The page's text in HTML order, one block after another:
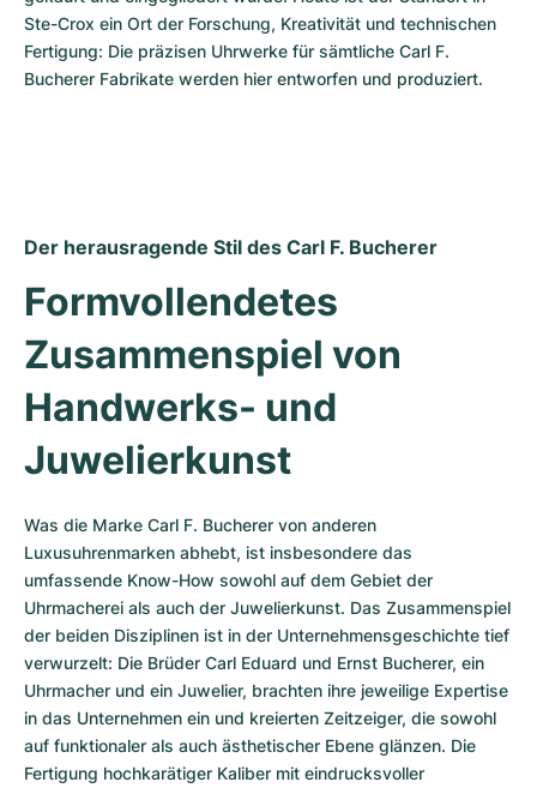
Ste-Crox ein Ort der Forschung, Kreativität und technischen
Fertigung: Die präzisen Uhrwerke für sämtliche Carl F.
Bucherer Fabrikate werden hier entworfen und produziert.
Der herausragende Stil des Carl F. Bucherer
Formvollendetes
Zusammenspiel von
Handwerks- und
Juwelierkunst
Was die Marke Carl F. Bucherer von anderen
Luxusuhrenmarken abhebt, ist insbesondere das
umfassende Know-How sowohl auf dem Gebiet der
Uhrmacherei als auch der Juwelierkunst. Das Zusammenspiel
der beiden Disziplinen ist in der Unternehmensgeschichte tief
verwurzelt: Die Brüder Carl Eduard und Ernst Bucherer, ein
Uhrmacher und ein Juwelier, brachten ihre jeweilige Expertise
in das Unternehmen ein und kreierten Zeitzeiger, die sowohl
auf funktionaler als auch ästhetischer Ebene glänzen. Die
Fertigung hochkarätiger Kaliber mit eindrucksvoller